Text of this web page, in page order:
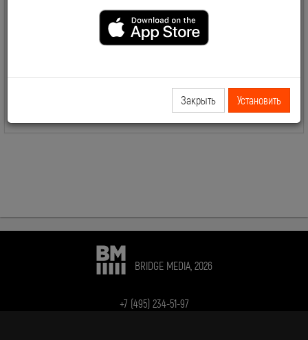
Закрыть Установить
Основной эфир телеканалов BRIDGE.
Переплетение популярной музыки, новинок и композиций,
BRIDGE MEDIA, 2026
+7 (495) 234-51-97